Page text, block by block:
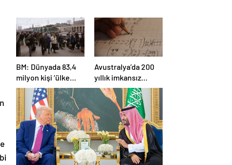
BM: Dünyada 83,4
milyon kişi ‘ülke
içinde yerinden
edilmiş’ olarak
yaşıyor
Avustralya’da 200
yıllık imkansız
matematik
problemi çözüldü